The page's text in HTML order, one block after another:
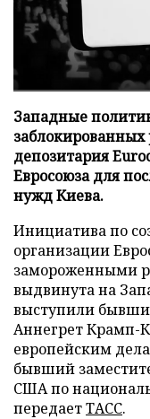
Западные
заблокированных
депозитария
Евросоюза для
нужд Киева.
Инициатива по
организации
замороженными
выдвинута на
выступили
Аннегрет Крамп-
европейским
бывший
США по
передаетТАСС.